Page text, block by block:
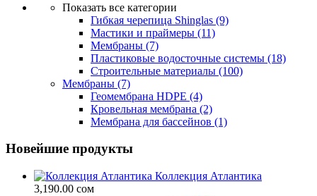
Показать все категории
Гибкая черепица Shinglas (9)
Мастики и праймеры (11)
Мембраны (7)
Пластиковые водосточные системы (18)
Строительные материалы (100)
Мембраны (7)
Геомембрана HDPE (4)
Кровельная мембрана (2)
Мембрана для бассейнов (1)
Новейшие продукты
Коллекция Атлантика
3,190.00 сом